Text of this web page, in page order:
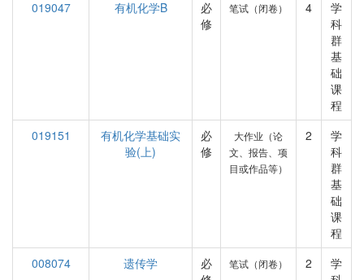
019047
有机化学B
必
修
笔试（闭卷） 4
学
科
群
基
础
课
程
019151
有机化学基础实
验(上)
必
修
大作业（论
文、报告、项
目或作品等）
2
学
科
群
基
础
课
程
008074
遗传学
必
笔试（闭卷） 2
学